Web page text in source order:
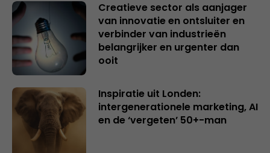
Creatieve sector als aanjager
van innovatie en ontsluiter en
verbinder van industrieën
belangrijker en urgenter dan
ooit
Inspiratie uit Londen:
intergenerationele marketing, AI
en de ‘vergeten’ 50+-man